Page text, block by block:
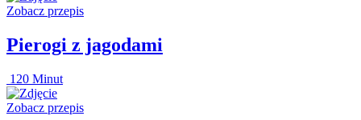
Zobacz przepis
Pierogi z jagodami
120 Minut
Zobacz przepis